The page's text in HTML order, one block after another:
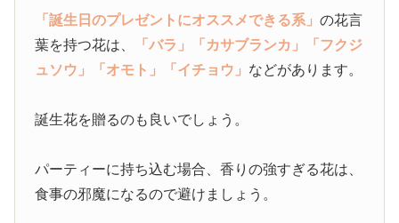
「誕生日のプレゼントにオススメできる系」の花言
葉を持つ花は、
「バラ」 「カサブランカ」
「フクジ
ュソウ」
「オモト」 「イチョウ」 などがあります。
誕生花を贈るのも良いでしょう。
パーティーに持ち込む場合、香りの強すぎる花は、
食事の邪魔になるので避けましょう。